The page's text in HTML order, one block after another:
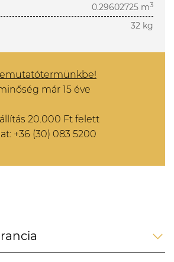
0.29602725 m3
32 kg
már 15 éve
20.000 Ft felett
+36 (30) 083 5200